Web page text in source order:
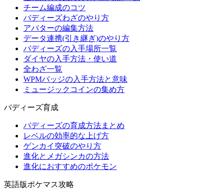
チーム編成のコツ
バディーズわざのやり方
アバターの編集方法
データ連携(引き継ぎ)のやり方
バディーズの入手場所一覧
ダイヤの入手方法・使い道
全わざ一覧
WPMバッジの入手方法と意味
ミュージックコインの集め方
バディーズ育成
バディーズの育成方法まとめ
レベルの効率的な上げ方
ゲンカイ突破のやり方
進化とメガシンカの方法
進化におすすめのポケモン
英語版ポケマス攻略